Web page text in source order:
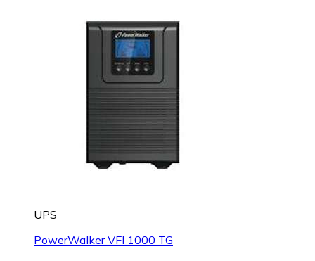
UPS
PowerWalker VFI 1000 TG